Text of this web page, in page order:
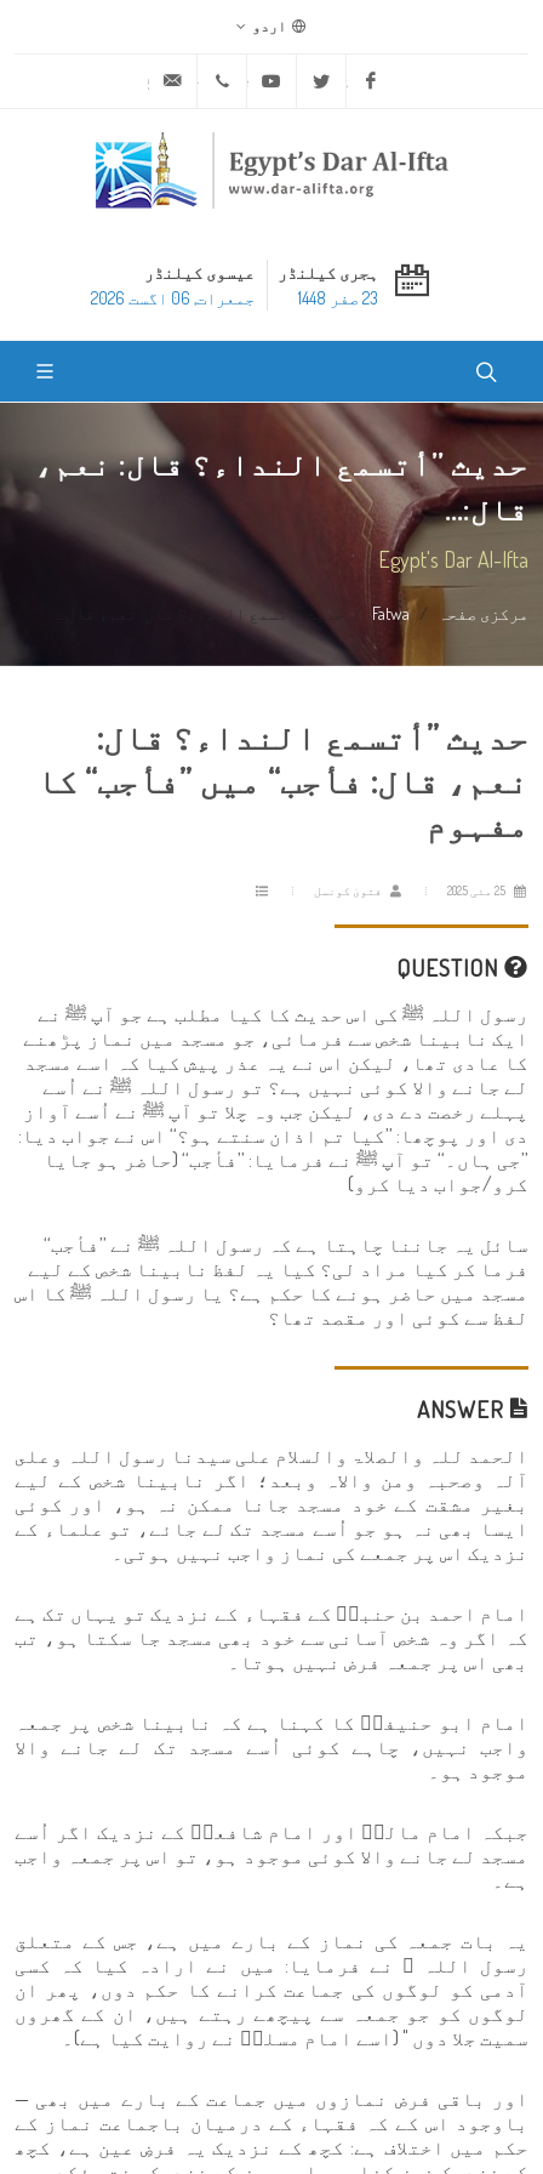
اردو
Facebook
Twitter
Youtube
ہجری کیلنڈر
23 صفر 1448
عیسوی کیلنڈر
جمعرات, 06 اگست 2026
حدیث ’’أتسمع النداء؟ قال: نعم،
قال:...
Egypt's Dar Al-Ifta
مرکزی صفحہ Fatwa حدیث ’’أتسمع النداء؟ قال: نعم، قال:...
حدیث ’’أتسمع النداء؟ قال:
نعم، قال: فأجب‘‘ میں ’’فأجب‘‘ کا
مفہوم
فتویٰ کونسل
رسول اللہ ﷺ کی اس حدیث کا کیا مطلب ہے جو آپ ﷺ نے
ایک نابینا شخص سے فرمائی، جو مسجد میں نماز پڑھنے
کا عادی تھا، لیکن اس نے یہ عذر پیش کیا کہ اسے مسجد
لے جانے والا کوئی نہیں ہے؟ تو رسول اللہ ﷺ نے اُسے
پہلے رخصت دے دی، لیکن جب وہ چلا تو آپ ﷺ نے اُسے آواز
دی اور پوچھا: ’’کیا تم اذان سنتے ہو؟‘‘ اس نے جواب دیا:
’’جی ہاں۔‘‘ تو آپ ﷺ نے فرمایا: ’’فأجب‘‘ (حاضر ہو جایا
کرو/جواب دیا کرو)
سائل یہ جاننا چاہتا ہے کہ رسول اللہ ﷺ نے ’’فأجب‘‘
فرما کر کیا مراد لی؟ کیا یہ لفظ نابینا شخص کے لیے
مسجد میں حاضر ہونے کا حکم ہے؟ یا رسول اللہ ﷺ کا اس
لفظ سے کوئی اور مقصد تھا؟
الحمد للہ والصلاۃ والسلام علی سیدنا رسول اللہ وعلى
آلہ وصحبہ ومن والاہ وبعد؛ اگر نابینا شخص کے لیے
بغیر مشقت کے خود مسجد جانا ممکن نہ ہو، اور کوئی
ایسا بھی نہ ہو جو اُسے مسجد تک لے جائے، تو علماء کے
نزدیک اس پر جمعے کی نماز واجب نہیں ہوتی۔
امام احمد بن حنبلؒ کے فقہاء کے نزدیک تو یہاں تک ہے
کہ اگر وہ شخص آسانی سے خود بھی مسجد جا سکتا ہو، تب
بھی اس پر جمعہ فرض نہیں ہوتا۔
امام ابو حنیفہؒ کا کہنا ہے کہ نابینا شخص پر جمعہ
واجب نہیں، چاہے کوئی اُسے مسجد تک لے جانے والا
موجود ہو۔
جبکہ امام مالکؒ اور امام شافعیؒ کے نزدیک اگر اُسے
مسجد لے جانے والا کوئی موجود ہو، تو اس پر جمعہ واجب
ہے۔
یہ بات جمعہ کی نماز کے بارے میں ہے، جس کے متعلق
رسول اللہ ﷺ نے فرمایا: میں نے ارادہ کیا کہ کسی
آدمی کو لوگوں کی جماعت کرانے کا حکم دوں، پھر ان
لوگوں کو جو جمعہ سے پیچھے رہتے ہیں، ان کے گھروں
سمیت جلا دوں " (اسے امام مسلمؒ نے روایت کیا ہے)۔
اور باقی فرض نمازوں میں جماعت کے بارے میں بھی —
باوجود اس کے کہ فقہاء کے درمیان باجماعت نماز کے
حکم میں اختلاف ہے: کچھ کے نزدیک یہ فرضِ عین ہے، کچھ